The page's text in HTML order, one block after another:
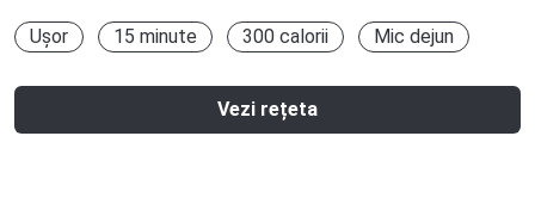
Ușor 15 minute 300 calorii Mic dejun
Vezi rețeta